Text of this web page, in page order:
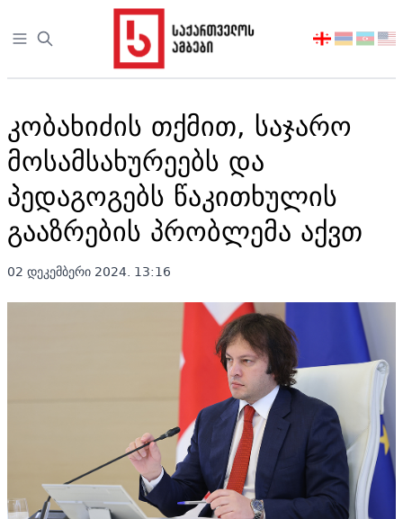
Open sidebar
აირჩიეთ
კობახიძის თქმით, საჯარო
მოსამსახურეებს და
პედაგოგებს წაკითხულის
გააზრების პრობლემა აქვთ
02 დეკემბერი 2024. 13:16